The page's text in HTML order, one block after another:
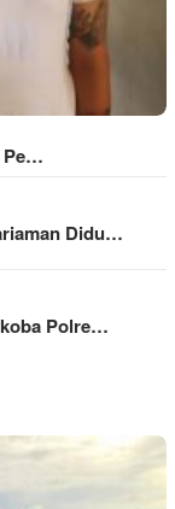
Pe…
Didu…
Polre…